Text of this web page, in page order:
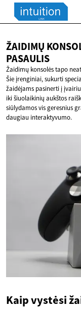
ŽAIDIMŲ
PASAULIS
Žaidimų konsolės tapo
Šie įrenginiai, sukurti
žaidėjams pasinerti į
iki šiuolaikinių aukštos
siūlydamos vis geresnius
daugiau interaktyvumo.
Kaip vystėsi